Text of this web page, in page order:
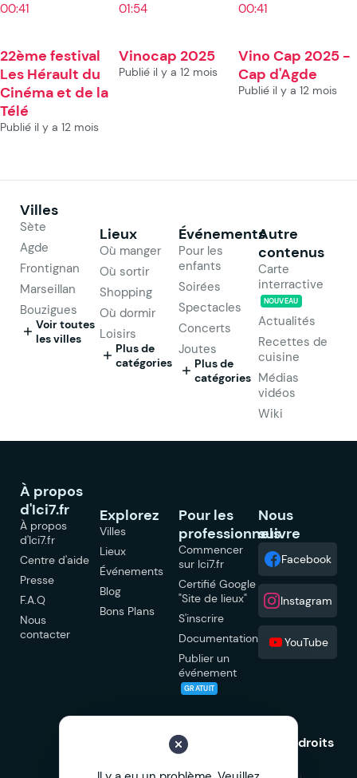
00:41
22ème festival
Les Hérault du
Cinéma et de la
Télé
Publié il y a 12 mois
01:54
Vinocap 2025
Publié il y a 12 mois
00:41
Vino Cap 2025 -
Cap d'Agde
Publié il y a 12 mois
Villes
Sète
Agde
Frontignan
Marseillan
Bouzigues
Voir toutes
les villes
Lieux
Où manger
Où sortir
Shopping
Où dormir
Loisirs
Plus de
catégories
Événements
Pour les
enfants
Soirées
Spectacles
Concerts
Joutes
Plus de
catégories
Autre
contenus
Carte
interractive
NOUVEAU
Actualités
Recettes de
cuisine
Médias
vidéos
Wiki
À propos
d'Ici7.fr
À propos
d'Ici7.fr
Centre d'aide
Presse
F.A.Q
Nous
contacter
Explorez
Villes
Lieux
Événements
Blog
Bons Plans
Pour les
professionnels
Commencer
sur Ici7.fr
Certifié Google
"Site de lieux"
S'inscrire
Documentation
Publier un
événement
GRATUIT
Nous
suivre
Facebook
Instagram
YouTube
© 2026 Ici7.fr Tous droits